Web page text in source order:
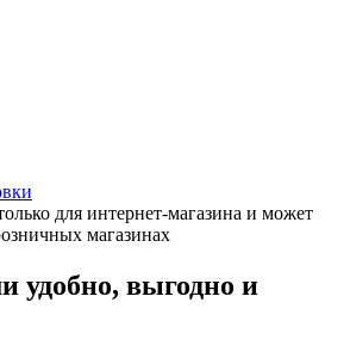
для интернет-магазина и может
магазинах
удобно, выгодно и